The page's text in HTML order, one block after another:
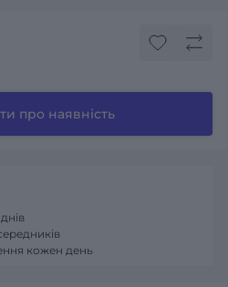
про наявність
кожен день